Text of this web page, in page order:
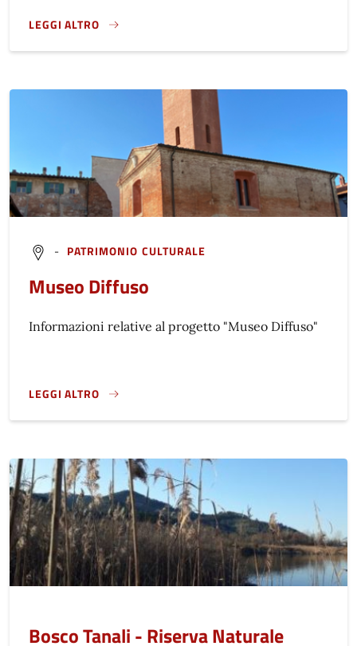
LEGGI ALTRO
STORIA}
- PATRIMONIO CULTURALE
Museo Diffuso
Informazioni relative al progetto "Museo Diffuso"
LEGGI ALTRO
MUSEO DIFFUSO}
Bosco Tanali - Riserva Naturale